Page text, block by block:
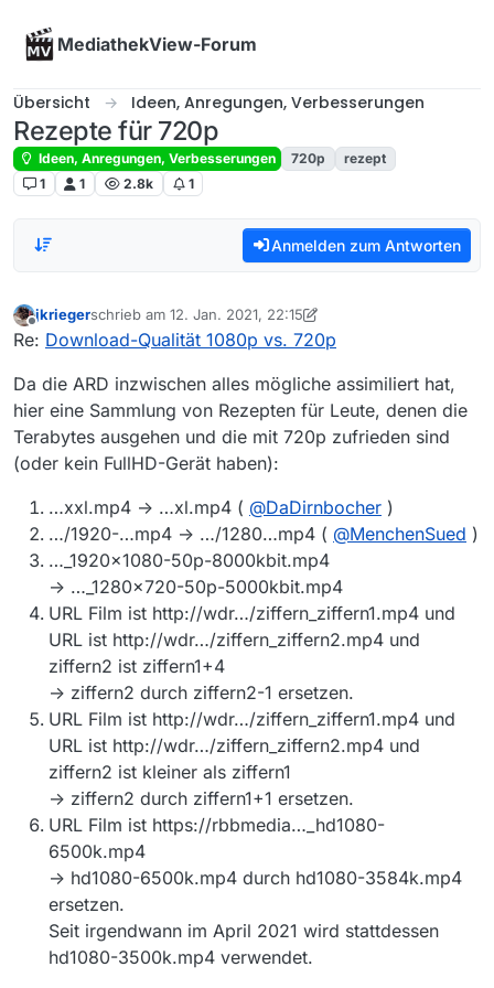
MediathekView-Forum
Übersicht Ideen, Anregungen, Verbesserungen
Rezepte für 720p
Ideen, Anregungen, Verbesserungen 720p
rezept
1
1 2.8k 1
Anmelden zum Antworten
Offline
jkriegerschrieb am 12. Jan. 2021, 22:15
zuletzt editiert von jkrieger5. Okt. 2021, 22:56
Re: Download-Qualität 1080p vs. 720p
Da die ARD inzwischen alles mögliche assimiliert hat,
hier eine Sammlung von Rezepten für Leute, denen die
Terabytes ausgehen und die mit 720p zufrieden sind
(oder kein FullHD-Gerät haben):
…xxl.mp4 -> …xl.mp4 ( @DaDirnbocher )
…/1920-…mp4 -> …/1280…mp4 ( @MenchenSued )
…_1920x1080-50p-8000kbit.mp4
-> …_1280x720-50p-5000kbit.mp4
URL Film ist http://wdr…/ziffern_ziffern1.mp4 und
URL ist http://wdr…/ziffern_ziffern2.mp4 und
ziffern2 ist ziffern1+4
-> ziffern2 durch ziffern2-1 ersetzen.
URL Film ist http://wdr…/ziffern_ziffern1.mp4 und
URL ist http://wdr…/ziffern_ziffern2.mp4 und
ziffern2 ist kleiner als ziffern1
-> ziffern2 durch ziffern1+1 ersetzen.
URL Film ist https://rbbmedia…_hd1080-
6500k.mp4
-> hd1080-6500k.mp4 durch hd1080-3584k.mp4
ersetzen.
Seit irgendwann im April 2021 wird stattdessen
hd1080-3500k.mp4 verwendet.